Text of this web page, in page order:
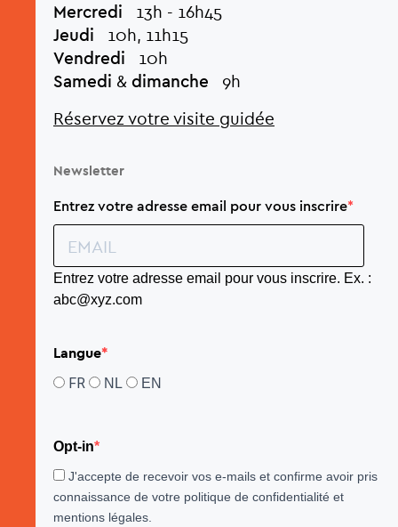
Mercredi 13h - 16h45
Jeudi 10h, 11h15
Vendredi 10h
Samedi & dimanche 9h
Réservez votre visite guidée
Newsletter
Entrez votre adresse email pour vous inscrire
Entrez votre adresse email pour vous inscrire. Ex. :
abc@xyz.com
Langue
FR NL EN
Opt-in
J'accepte de recevoir vos e-mails et confirme avoir pris
connaissance de votre politique de confidentialité et
mentions légales.